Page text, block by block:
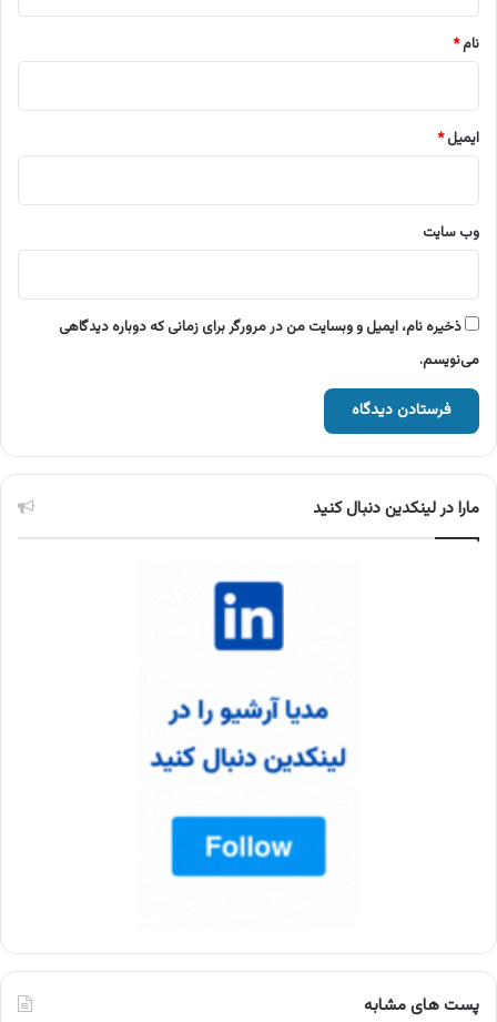
نام*
ایمیل*
وب‌ سایت
ذخیره نام، ایمیل و وبسایت من در مرورگر برای زمانی که دوباره دیدگاهی
می‌نویسم.
مارا در لینکدین دنبال کنید
پست های مشابه